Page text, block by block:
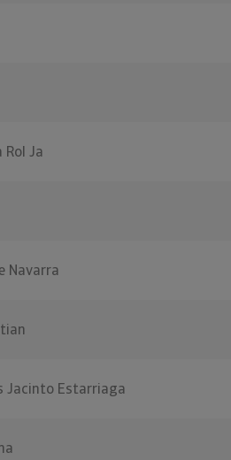
Rol Ja
Navarra
Jacinto Estarriaga